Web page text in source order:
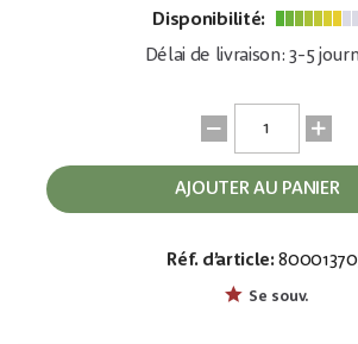
Disponibilité:
Délai de livraison: 3-5
AJOUTER AU PANIER
Réf. d’article:
Se souv.